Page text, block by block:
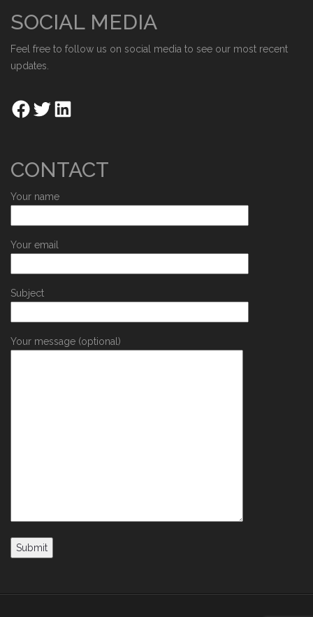
SOCIAL MEDIA
Feel free to follow us on social media to see our most recent
updates.
CONTACT
Your name
Your email
Subject
Your message (optional)